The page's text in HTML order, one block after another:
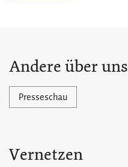
Andere über uns
Presseschau
Vernetzen